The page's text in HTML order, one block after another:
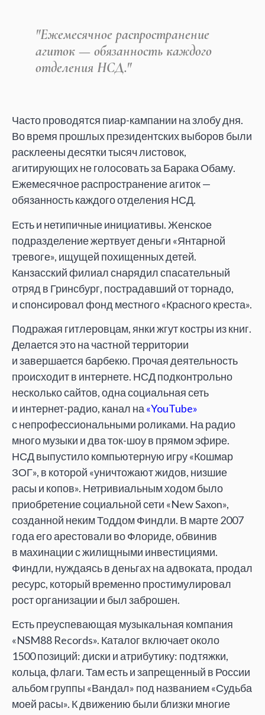
"Ежемесячное распространение
агиток — обязанность каждого
отделения НСД."
Часто проводятся пиар-кампании на злобу дня.
Во время прошлых президентских выборов были
расклеены десятки тысяч листовок,
агитирующих не голосовать за Барака Обаму.
Ежемесячное распространение агиток —
обязанность каждого отделения НСД.
Есть и нетипичные инициативы. Женское
подразделение жертвует деньги «Янтарной
тревоге», ищущей похищенных детей.
Канзасский филиал снарядил спасательный
отряд в Гринсбург, пострадавший от торнадо,
и спонсировал фонд местного «Красного креста».
Подражая гитлеровцам, янки жгут костры из книг.
Делается это на частной территории
и завершается барбекю. Прочая деятельность
происходит в интернете. НСД подконтрольно
несколько сайтов, одна социальная сеть
и интернет-радио, канал на «YouTube»
с непрофессиональными роликами. На радио
много музыки и два ток-шоу в прямом эфире.
НСД выпустило компьютерную игру «Кошмар
ЗОГ», в которой «уничтожают жидов, низшие
расы и копов». Нетривиальным ходом было
приобретение социальной сети «New Saxon»,
созданной неким Тоддом Финдли. В марте 2007
года его арестовали во Флориде, обвинив
в махинации с жилищными инвестициями.
Финдли, нуждаясь в деньгах на адвоката, продал
ресурс, который временно простимулировал
рост организации и был заброшен.
Есть преуспевающая музыкальная компания
«NSM88 Records». Каталог включает около
1500 позиций: диски и атрибутику: подтяжки,
кольца, флаги. Там есть и запрещенный в России
альбом группы «Вандал» под названием «Судьба
моей расы». К движению были близки многие